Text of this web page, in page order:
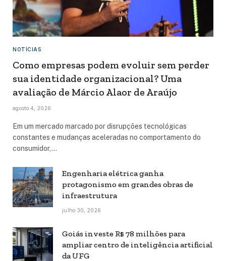
NOTÍCIAS
Como empresas podem evoluir sem perder
sua identidade organizacional? Uma
avaliação de Márcio Alaor de Araújo
agosto 4, 2026
Em um mercado marcado por disrupções tecnológicas
constantes e mudanças aceleradas no comportamento do
consumidor,…
Engenharia elétrica ganha
protagonismo em grandes obras de
infraestrutura
julho 30, 2026
Goiás investe R$ 78 milhões para
ampliar centro de inteligência artificial
da UFG